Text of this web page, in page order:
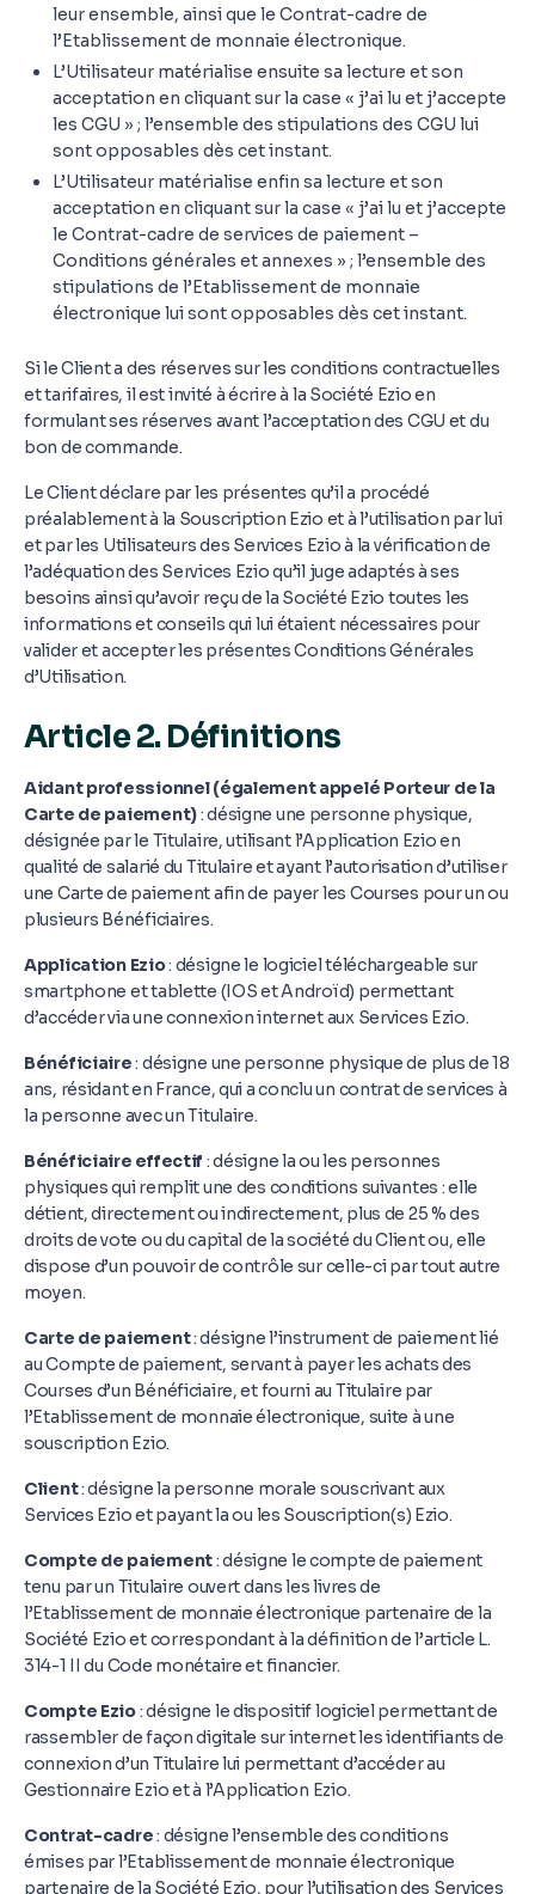
leur ensemble, ainsi que le Contrat-cadre de
l’Etablissement de monnaie électronique.
L’Utilisateur matérialise ensuite sa lecture et son
acceptation en cliquant sur la case « j’ai lu et j’accepte
les CGU » ; l’ensemble des stipulations des CGU lui
sont opposables dès cet instant.
L’Utilisateur matérialise enfin sa lecture et son
acceptation en cliquant sur la case « j’ai lu et j’accepte
le Contrat-cadre de services de paiement –
Conditions générales et annexes » ; l’ensemble des
stipulations de l’Etablissement de monnaie
électronique lui sont opposables dès cet instant.
Si le Client a des réserves sur les conditions contractuelles
et tarifaires, il est invité à écrire à la Société Ezio en
formulant ses réserves avant l’acceptation des CGU et du
bon de commande.
Le Client déclare par les présentes qu’il a procédé
préalablement à la Souscription Ezio et à l’utilisation par lui
et par les Utilisateurs des Services Ezio à la vérification de
l’adéquation des Services Ezio qu’il juge adaptés à ses
besoins ainsi qu’avoir reçu de la Société Ezio toutes les
informations et conseils qui lui étaient nécessaires pour
valider et accepter les présentes Conditions Générales
d’Utilisation.
Article 2. Définitions
Aidant professionnel (également appelé Porteur de la
Carte de paiement): désigne une personne physique,
désignée par le Titulaire, utilisant l’Application Ezio en
qualité de salarié du Titulaire et ayant l’autorisation d’utiliser
une Carte de paiement afin de payer les Courses pour un ou
plusieurs Bénéficiaires.
Application Ezio: désigne le logiciel téléchargeable sur
smartphone et tablette (IOS et Androïd) permettant
d’accéder via une connexion internet aux Services Ezio.
Bénéficiaire: désigne une personne physique de plus de 18
ans, résidant en France, qui a conclu un contrat de services à
la personne avec un Titulaire.
Bénéficiaire effectif : désigne la ou les personnes
physiques qui remplit une des conditions suivantes : elle
détient, directement ou indirectement, plus de 25 % des
droits de vote ou du capital de la société du Client ou, elle
dispose d’un pouvoir de contrôle sur celle-ci par tout autre
moyen.
Carte de paiement: désigne l’instrument de paiement lié
au Compte de paiement, servant à payer les achats des
Courses d’un Bénéficiaire, et fourni au Titulaire par
l’Etablissement de monnaie électronique, suite à une
souscription Ezio.
Client: désigne la personne morale souscrivant aux
Services Ezio et payant la ou les Souscription(s) Ezio.
Compte de paiement: désigne le compte de paiement
tenu par un Titulaire ouvert dans les livres de
l’Etablissement de monnaie électronique partenaire de la
Société Ezio et correspondant à la définition de l’article L.
314-1 II du Code monétaire et financier.
Compte Ezio: désigne le dispositif logiciel permettant de
rassembler de façon digitale sur internet les identifiants de
connexion d’un Titulaire lui permettant d’accéder au
Gestionnaire Ezio et à l’Application Ezio.
Contrat-cadre: désigne l’ensemble des conditions
émises par l’Etablissement de monnaie électronique
partenaire de la Société Ezio, pour l’utilisation des Services